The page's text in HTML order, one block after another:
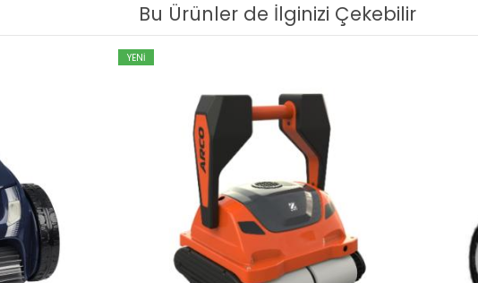
Bu Ürünler de İlginizi Çekebilir
YENİ